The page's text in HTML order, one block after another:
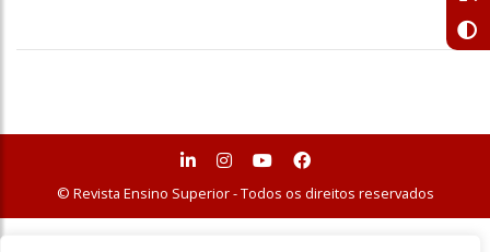
© Revista Ensino Superior - Todos os direitos reservados